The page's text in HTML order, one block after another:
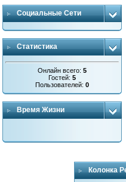
Социальные Сети
Статистика
Онлайн всего:5
Гостей:5
Пользователей:0
Время Жизни
Колонка